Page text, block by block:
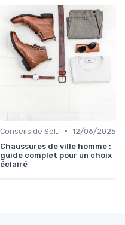
• 12/06/2025
Chaussures de ville homme :
guide complet pour un choix
éclairé